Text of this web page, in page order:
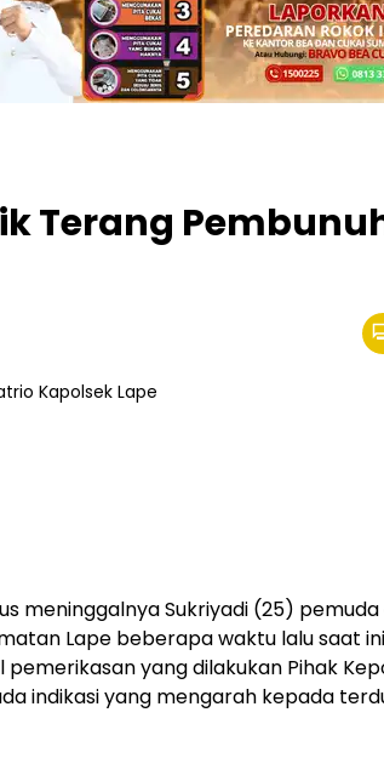
Terang
meninggalnya Sukriyadi (25)
Lape beberapa waktu lalu saat
yang dilakukan Pihak
indikasi yang mengarah kepada